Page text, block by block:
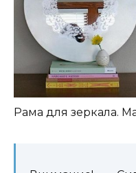
Рама для зеркала.